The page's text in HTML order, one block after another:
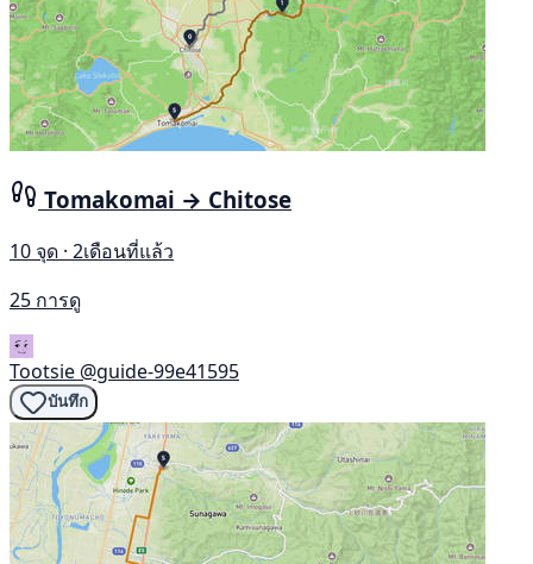
Tomakomai → Chitose
10 จุด · 2เดือนที่แล้ว
25 การดู
Tootsie @guide-99e41595
บันทึก